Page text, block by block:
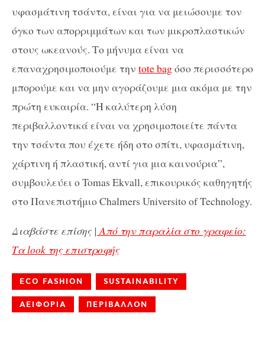
υφασμάτινη τσάντα, είναι για να μειώσουμε τον
όγκο των απορριμμάτων και των μικροπλαστικών
στους ωκεανούς. Το μήνυμα είναι να
επαναχρησιμοποιούμε την tote bagόσο περισσότερο
μπορούμε και να μην αγοράζουμε μια ακόμα με την
πρώτη ευκαιρία. “Η καλύτερη λύση
περιβαλλοντικά είναι να χρησιμοποιείτε πάντα
την τσάντα που έχετε ήδη στο σπίτι, υφασμάτινη,
χάρτινη ή πλαστική, αντί για μια καινούρια”,
συμβουλεύει ο Tomas Ekvall, επικουρικός καθηγητής
στο Πανεπιστήμιο Chalmers Universito of Technology.
Διαβάστε επίσης | Από την παραλία στο γραφείο:
Τα look της επιστροφής
ECO FASHION SUSTAINABILITY
ΑΕΙΦΟΡΙΑ ΠΕΡΙΒΑΛΛΟΝ